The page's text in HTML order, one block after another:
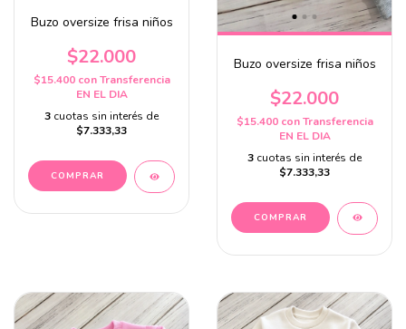
Buzo oversize frisa niños
$22.000
$15.400 con Transferencia
EN EL DIA
3 cuotas sin interés de
$7.333,33
COMPRAR
Buzo oversize frisa niños
$22.000
$15.400 con Transferencia
EN EL DIA
3 cuotas sin interés de
$7.333,33
COMPRAR